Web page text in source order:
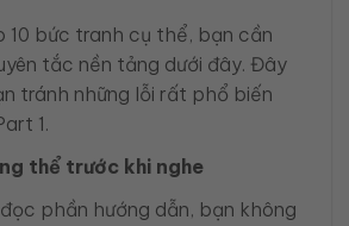
10 bức tranh cụ thể, bạn cần
tắc nền tảng dưới đây. Đây
tránh những lỗi rất phổ biến
1.
thể trước khi nghe
phần hướng dẫn, bạn không